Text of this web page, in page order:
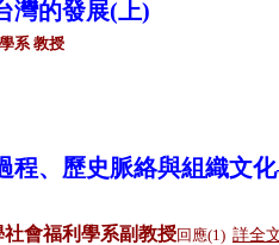
灣的發展(上)
系 教授
程、歷史脈絡與組織文
會福利學系副教授回應(1) 詳全